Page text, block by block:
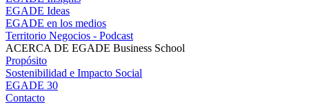
EGADE Ideas
EGADE en los medios
Territorio Negocios - Podcast
ACERCA DE EGADE Business School
Propósito
Sostenibilidad e Impacto Social
EGADE 30
Contacto